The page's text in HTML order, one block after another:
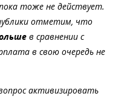
тоже не действует.
отметим, что
в сравнении с
в свою очередь не
активизировать